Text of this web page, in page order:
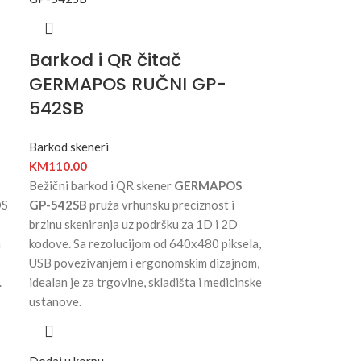
Barkod i QR čitač
GERMAPOS RUČNI GP-
542SB
Barkod skeneri
KM110.00
Bežični barkod i QR skener GERMAPOS
GP-542SB pruža vrhunsku preciznost i
brzinu skeniranja uz podršku za 1D i 2D
kodove. Sa rezolucijom od 640x480 piksela,
USB povezivanjem i ergonomskim dizajnom,
idealan je za trgovine, skladišta i medicinske
ustanove.